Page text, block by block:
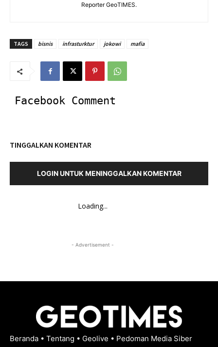
Reporter GeoTIMES.
TAGS bisnis infrasturktur jokowi mafia
Facebook Comment
TINGGALKAN KOMENTAR
LOGIN UNTUK MENINGGALKAN KOMENTAR
Loading...
- Advertisement -
Beranda • Tentang • Geolive • Pedoman Media Siber